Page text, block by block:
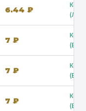
6.44 ₽
7 ₽
7 ₽
7 ₽